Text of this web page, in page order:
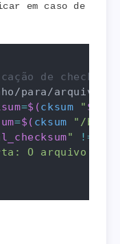
em caso de
de checksums
para/arquivos/*
=$(cksum " $file
=$( cksum
"/
" !=
O arquivo